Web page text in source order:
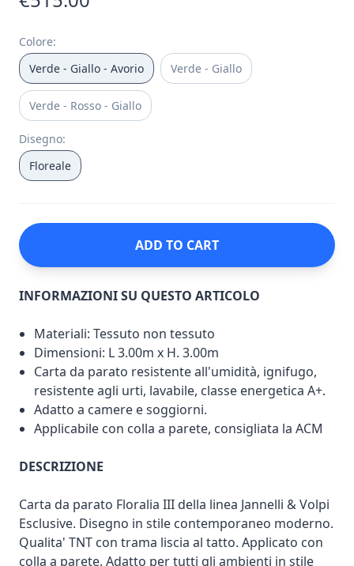
Colore:
Verde - Giallo - Avorio
Verde - Giallo
Verde - Rosso - Giallo
Disegno:
Floreale
ADD TO CART
INFORMAZIONI SU QUESTO ARTICOLO
Materiali: Tessuto non tessuto
Dimensioni: L 3.00m x H. 3.00m
Carta da parato resistente all'umidità, ignifugo,
resistente agli urti, lavabile, classe energetica A+.
Adatto a camere e soggiorni.
Applicabile con colla a parete, consigliata la ACM
DESCRIZIONE
Carta da parato Floralia III della linea Jannelli & Volpi
Esclusive. Disegno in stile contemporaneo moderno.
Qualita' TNT con trama liscia al tatto. Applicato con
colla a parete. Adatto per tutti gli ambienti in stile